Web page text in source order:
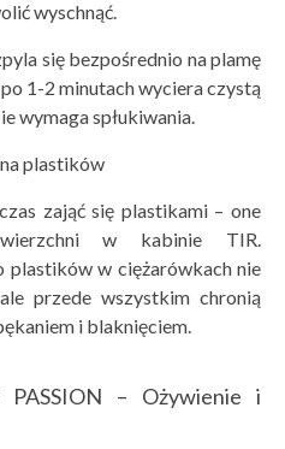
wyschnąć.
się bezpośrednio na plamę
1-2 minutach wyciera czystą
wymaga spłukiwania.
plastików
zająć się plastikami – one
w kabinie TIR.
plastików w ciężarówkach nie
przede wszystkim chronią
i blaknięciem.
PASSION – Ożywienie i